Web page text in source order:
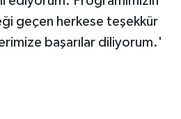
geçen herkese teşekkür
başarılar diliyorum.'